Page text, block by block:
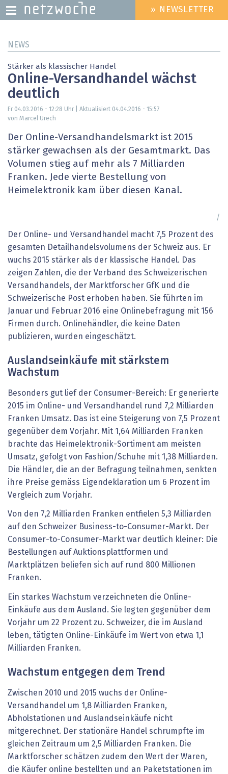
zum
HEADER
MENU
» NEWSLETTER
NEWS
Stärker als klassischer Handel
Online-Versandhandel wächst
deutlich
Fr 04.03.2016 - 12:28 Uhr | Aktualisiert 04.04.2016 - 15:57
von Marcel Urech
Der Online-Versandhandelsmarkt ist 2015
stärker gewachsen als der Gesamtmarkt. Das
Volumen stieg auf mehr als 7 Milliarden
Franken. Jede vierte Bestellung von
Heimelektronik kam über diesen Kanal.
/
Der Online- und Versandhandel macht 7,5 Prozent des
gesamten Detailhandelsvolumens der Schweiz aus. Er
wuchs 2015 stärker als der klassische Handel. Das
zeigen Zahlen, die der Verband des Schweizerischen
Versandhandels, der Marktforscher GfK und die
Schweizerische Post erhoben haben. Sie führten im
Januar und Februar 2016 eine Onlinebefragung mit 156
Firmen durch. Onlinehändler, die keine Daten
publizieren, wurden eingeschätzt.
Auslandseinkäufe mit stärkstem
Wachstum
Besonders gut lief der Consumer-Bereich: Er generierte
2015 im Online- und Versandhandel rund 7,2 Milliarden
Franken Umsatz. Das ist eine Steigerung von 7,5 Prozent
gegenüber dem Vorjahr. Mit 1,64 Milliarden Franken
brachte das Heimelektronik-Sortiment am meisten
Umsatz, gefolgt von Fashion/Schuhe mit 1,38 Milliarden.
Die Händler, die an der Befragung teilnahmen, senkten
ihre Preise gemäss Eigendeklaration um 6 Prozent im
Vergleich zum Vorjahr.
Von den 7,2 Milliarden Franken entfielen 5,3 Milliarden
auf den Schweizer Business-to-Consumer-Markt. Der
Consumer-to-Consumer-Markt war deutlich kleiner: Die
Bestellungen auf Auktionsplattformen und
Marktplätzen beliefen sich auf rund 800 Millionen
Franken.
Ein starkes Wachstum verzeichneten die Online-
Einkäufe aus dem Ausland. Sie legten gegenüber dem
Vorjahr um 22 Prozent zu. Schweizer, die im Ausland
leben, tätigten Online-Einkäufe im Wert von etwa 1,1
Milliarden Franken.
Wachstum entgegen dem Trend
Zwischen 2010 und 2015 wuchs der Online-
Versandhandel um 1,8 Milliarden Franken,
Abholstationen und Auslandseinkäufe nicht
mitgerechnet. Der stationäre Handel schrumpfte im
gleichen Zeitraum um 2,5 Milliarden Franken. Die
Marktforscher schätzen zudem den Wert der Waren,
die Käufer online bestellten und an Paketstationen im